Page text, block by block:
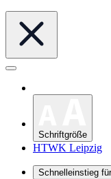
Schriftgröße
HTWK Leipzig
Schnelleinstieg